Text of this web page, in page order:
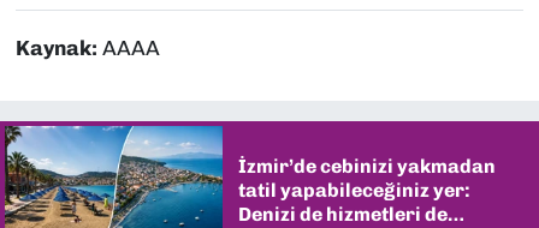
Kaynak: AAAA
İzmir’de cebinizi yakmadan
tatil yapabileceğiniz yer:
Denizi de hizmetleri de